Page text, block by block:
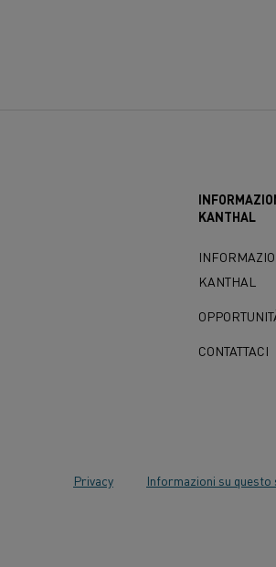
KANTHAL
KANTHAL
CONTATTACI
Privacy Informazioni su questo